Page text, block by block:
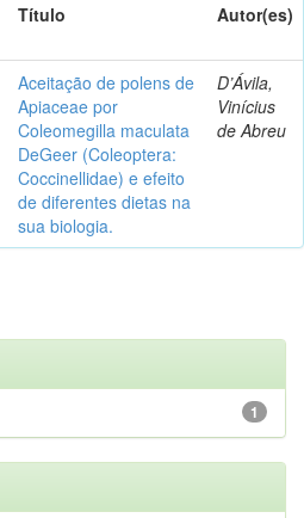
Título Autor(es)
Aceitação de polens de
Apiaceae por
Coleomegilla maculata
DeGeer (Coleoptera:
Coccinellidae) e efeito
de diferentes dietas na
sua biologia.
D’Ávila,
Vinícius
de Abreu
1